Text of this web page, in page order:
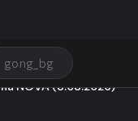
gong_bg
NOVA (8.08.2026)